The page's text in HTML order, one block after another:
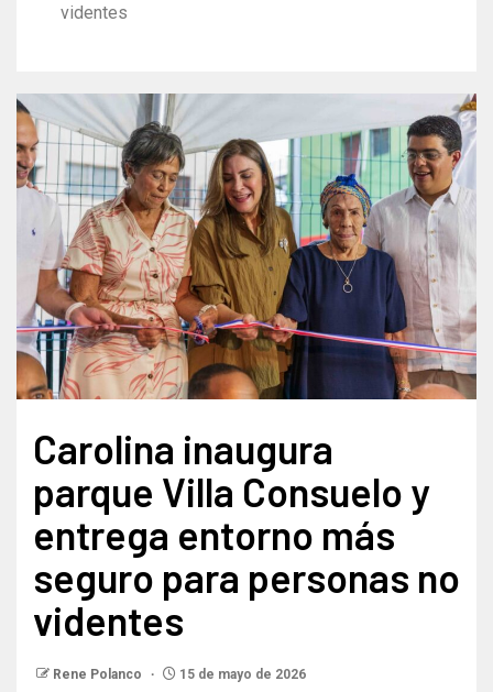
videntes
Carolina inaugura
parque Villa Consuelo y
entrega entorno más
seguro para personas no
videntes
Rene Polanco 15 de mayo de 2026